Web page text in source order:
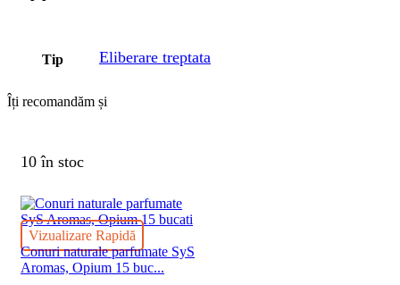
Tip Eliberare treptata
Îți recomandăm și
10 în stoc
Vizualizare Rapidă
Conuri naturale parfumate SyS
Aromas, Opium 15 buc...